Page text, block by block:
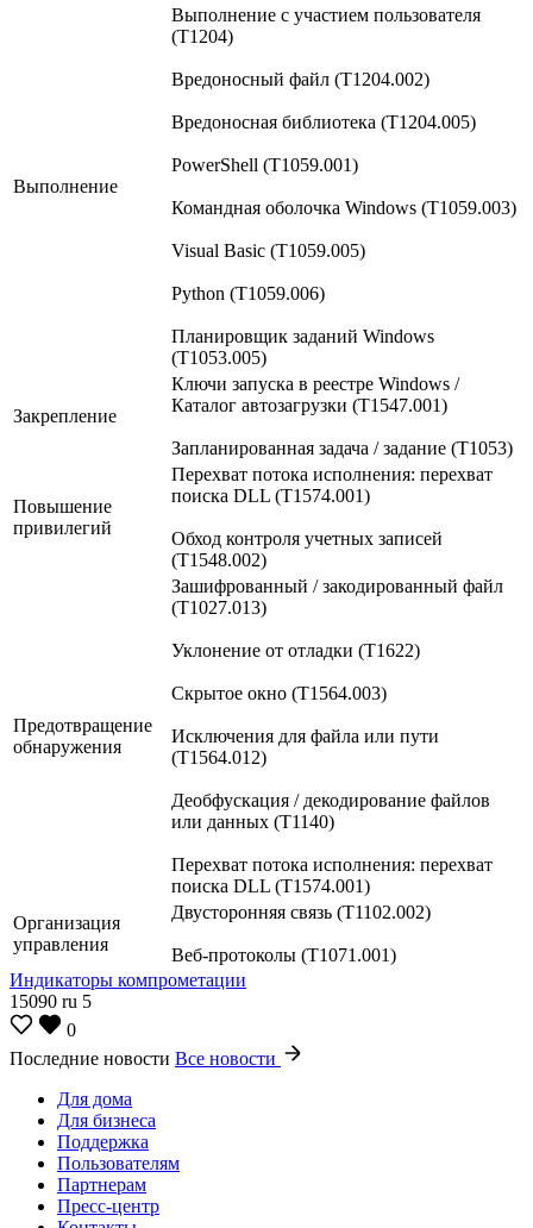
Выполнение
Выполнение с участием пользователя
(T1204)
Вредоносный файл (T1204.002)
Вредоносная библиотека (T1204.005)
PowerShell (T1059.001)
Командная оболочка Windows (T1059.003)
Visual Basic (T1059.005)
Python (T1059.006)
Планировщик заданий Windows
(T1053.005)
Закрепление
Ключи запуска в реестре Windows /
Каталог автозагрузки (T1547.001)
Запланированная задача / задание (T1053)
Повышение
привилегий
Перехват потока исполнения: перехват
поиска DLL (T1574.001)
Обход контроля учетных записей
(T1548.002)
Предотвращение
обнаружения
Зашифрованный / закодированный файл
(T1027.013)
Уклонение от отладки (T1622)
Скрытое окно (T1564.003)
Исключения для файла или пути
(T1564.012)
Деобфускация / декодирование файлов
или данных (T1140)
Перехват потока исполнения: перехват
поиска DLL (T1574.001)
Организация
управления
Двусторонняя связь (T1102.002)
Веб-протоколы (T1071.001)
Индикаторы компрометации
15090 ru 5
0
Последние новости Все новости
Для дома
Для бизнеса
Поддержка
Пользователям
Партнерам
Пресс-центр